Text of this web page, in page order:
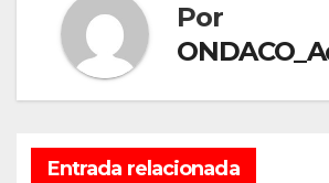
Por
Entrada relacionada